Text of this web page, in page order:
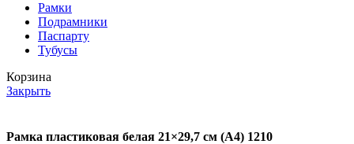
Рамки
Подрамники
Паспарту
Тубусы
Корзина
Закрыть
Рамка пластиковая белая 21×29,7 см (А4) 1210